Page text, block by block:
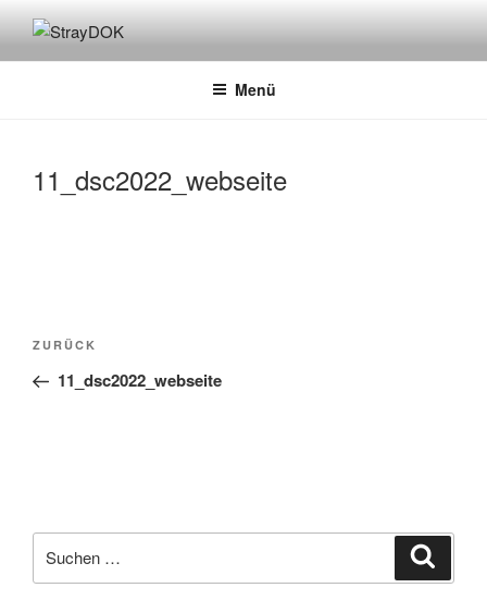
Inhalt
springenSTRAYDOK
Menü
11_dsc2022_webseite
Beitragsnavigation
Vorheriger
Beitrag
ZURÜCK
11_dsc2022_webseite
nach: